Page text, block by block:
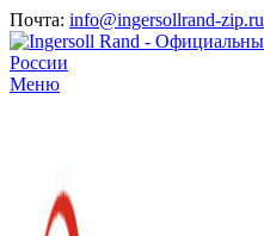
Почта: info@ingersollrand-zip.ru
Меню